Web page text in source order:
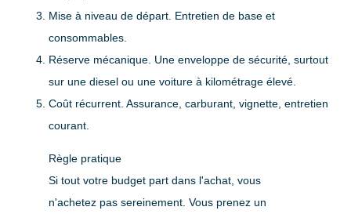
Mise à niveau de départ . Entretien de base et
consommables.
Réserve mécanique . Une enveloppe de sécurité, surtout
sur une diesel ou une voiture à kilométrage élevé.
Coût récurrent . Assurance, carburant, vignette, entretien
courant.
Règle pratique
Si tout votre budget part dans l'achat, vous
n'achetez pas sereinement. Vous prenez un